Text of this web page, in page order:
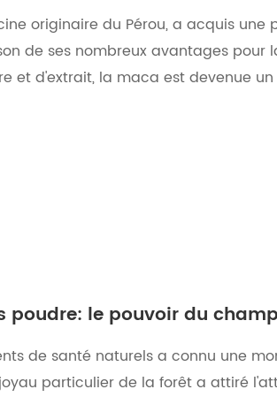
originaire du Pérou, a acquis une
de ses nombreux avantages pour
et d'extrait, la maca est devenue
poudre: le pouvoir du
de santé naturels a connu une
particulier de la forêt a attiré